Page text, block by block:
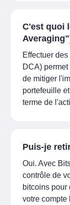
C'est quoi
Effectuer
DCA)
de mitiger
portefeuille
terme de
Puis-je
Oui. Avec
contrôle de
bitcoins pour
votre compte